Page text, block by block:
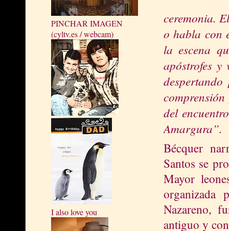
PINCHAR IMAGEN
(cyltv.es / webcam)
I also love you
ceremonia.
o habla con
la escena
apóstrofes y
del
Amargura”.
Bécquer
Santos se
Mayor
organizada
Nazareno,
antiguo y